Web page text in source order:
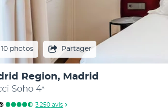
10 photos Partager
Region, Madrid
Soho 4*
3 250 avis